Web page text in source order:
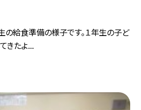
の給食準備の様子です。１年生の子ど
きたよ...